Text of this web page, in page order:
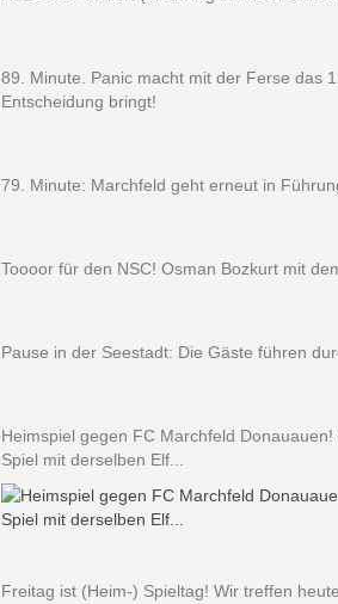
89. Minute. Panic macht mit der Ferse das
Entscheidung bringt!
79. Minute: Marchfeld geht erneut in
Toooor für den NSC! Osman Bozkurt mit
Pause in der Seestadt: Die Gäste führen
Heimspiel gegen FC Marchfeld
Spiel mit derselben Elf...
Freitag ist (Heim-) Spieltag! Wir treffen